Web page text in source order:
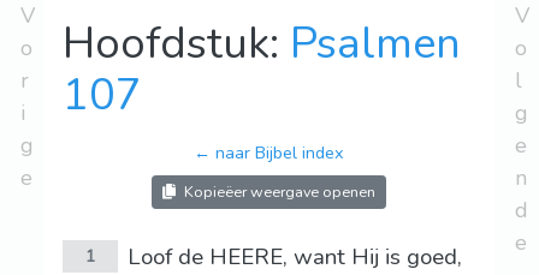
V
o
r
i
g
e
Hoofdstuk: Psalmen
107
← naar Bijbel index
Kopieëer weergave openen
1
Loof de HEERE, want Hij is goed,
V
o
l
g
e
n
d
e